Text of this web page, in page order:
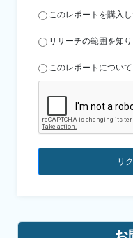
このレポートを購入
リサーチの範囲を知
このレポートについ
リ